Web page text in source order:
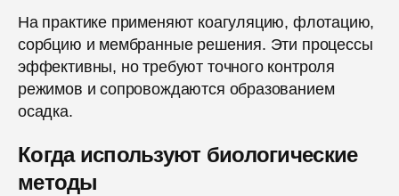
На практике применяют коагуляцию, флотацию,
сорбцию и мембранные решения. Эти процессы
эффективны, но требуют точного контроля
режимов и сопровождаются образованием
осадка.
Когда используют биологические
методы